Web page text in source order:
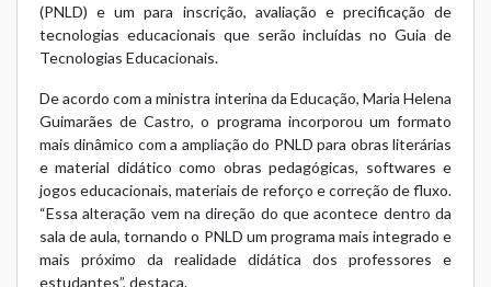
(PNLD) e um para inscrição, avaliação e precificação de
tecnologias educacionais que serão incluídas no Guia de
Tecnologias Educacionais.
De acordo com a ministra interina da Educação, Maria Helena
Guimarães de Castro, o programa incorporou um formato
mais dinâmico com a ampliação do PNLD para obras literárias
e material didático como obras pedagógicas, softwares e
jogos educacionais, materiais de reforço e correção de fluxo.
“Essa alteração vem na direção do que acontece dentro da
sala de aula, tornando o PNLD um programa mais integrado e
mais próximo da realidade didática dos professores e
estudantes”, destaca.